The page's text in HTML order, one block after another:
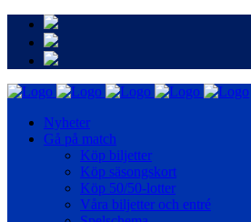
Nyheter
Gå på match
Köp biljetter
Köp säsongskort
Köp 50/50-lotter
Våra biljetter och entré